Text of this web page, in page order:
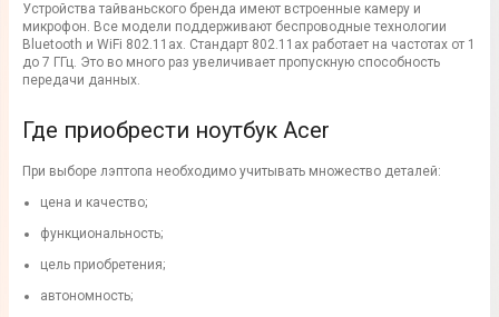
Устройства тайваньского бренда имеют встроенные камеру и
микрофон. Все модели поддерживают беспроводные технологии
Bluetooth и WiFi 802.11ax. Стандарт 802.11ах работает на частотах от 1
до 7 ГГц. Это во много раз увеличивает пропускную способность
передачи данных.
Где приобрести ноутбук Acer
При выборе лэптопа необходимо учитывать множество деталей:
цена и качество;
функциональность;
цель приобретения;
автономность;